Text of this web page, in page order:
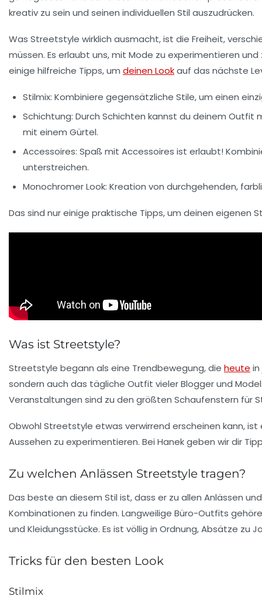
kreativ zu sein und seinen individuellen Stil auszudrücken.
Was Streetstyle wirklich ausmacht, ist die Freiheit,
müssen. Es erlaubt uns, mit Mode zu experimentieren
einige hilfreiche Tipps, um deinen Lookauf das nächste
Stilmix: Kombiniere gegensätzliche Stile, um einen
Schichtung: Durch Schichten kannst du deinem Outfit
mit einem Gürtel.
Accessoires: Spaß mit Accessoires ist erlaubt!
unterstreichen.
Monochromer Look: Kreation von durchgehenden,
Das sind nur einige praktische Tipps, um deinen eigenen
Was ist Streetstyle?
Streetstyle begann als eine Trendbewegung, die heute
sondern auch das tägliche Outfit vielerBloggerund
Veranstaltungen sind zu den größten Schaufenstern für
Obwohl Streetstyle etwas verwirrend erscheinen kann,
Aussehen zu experimentieren. Bei Hanekgeben wir dir
Zu welchen Anlässen Streetstyle tragen?
Das beste an diesem Stil ist, dass er zu allen Anlässen
Kombinationen zu finden. Langweilige Büro-Outfits
und Kleidungsstücke. Es ist völlig in Ordnung,Absätze zu
Tricks für den besten Look
Stilmix